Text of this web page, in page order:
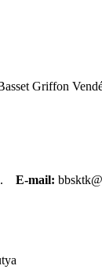
Griffon
E-mail: